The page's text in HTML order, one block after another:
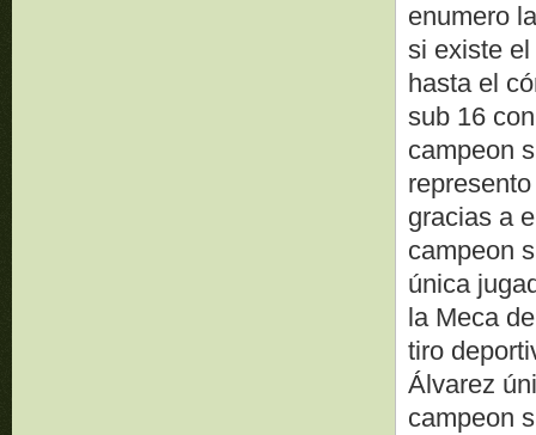
enumero
si existe
hasta el
sub 16
campeon
gracias a
campeon
única
la Meca
tiro
Álvarez
campeon